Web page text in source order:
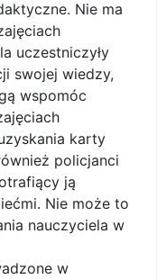
Nie ma
uczestniczyły
swojej wiedzy,
wspomóc
karty
policjanci
ją
Nie może to
nauczyciela w
w